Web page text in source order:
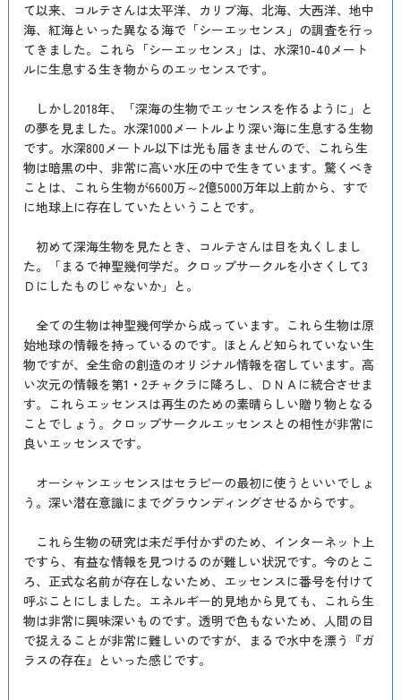
て以来、コルテさんは太平洋、カリブ海、北海、大西洋、地中
海、紅海といった異なる海で「シーエッセンス」の調査を行っ
てきました。これら「シーエッセンス」は、水深10-40メート
ルに生息する生き物からのエッセンスです。
しかし2018年、「深海の生物でエッセンスを作るように」と
の夢を見ました。水深1000メートルより深い海に生息する生物
です。水深800メートル以下は光も届きませんので、これら生
物は暗黒の中、非常に高い水圧の中で生きています。驚くべき
ことは、これら生物が6600万～2億5000万年以上前から、すで
に地球上に存在していたということです。
初めて深海生物を見たとき、コルテさんは目を丸くしまし
た。「まるで神聖幾何学だ。クロップサークルを小さくして3
Ｄにしたものじゃないか」と。
全ての生物は神聖幾何学から成っています。これら生物は原
始地球の情報を持っているのです。ほとんど知られていない生
物ですが、全生命の創造のオリジナル情報を宿しています。高
い次元の情報を第1・2チャクラに降ろし、ＤＮＡに統合させま
す。これらエッセンスは再生のための素晴らしい贈り物となる
ことでしょう。クロップサークルエッセンスとの相性が非常に
良いエッセンスです。
オーシャンエッセンスはセラピーの最初に使うといいでしょ
う。深い潜在意識にまでグラウンディングさせるからです。
これら生物の研究は未だ手付かずのため、インターネット上
ですら、有益な情報を見つけるのが難しい状況です。今のとこ
ろ、正式な名前が存在しないため、エッセンスに番号を付けて
呼ぶことにしました。エネルギー的見地から見ても、これら生
物は非常に興味深いものです。透明で色もないため、人間の目
で捉えることが非常に難しいのですが、まるで水中を漂う『ガ
ラスの存在』といった感じです。